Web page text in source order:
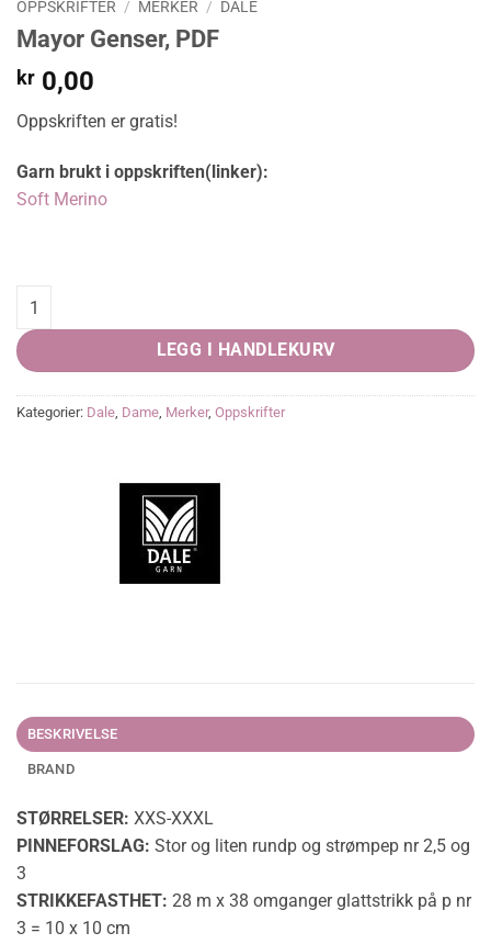
OPPSKRIFTER / MERKER / DALE
Mayor Genser, PDF
kr 0,00
Oppskriften er gratis!
Garn brukt i oppskriften(linker):
Soft Merino
Mayor Genser, PDF quantity
LEGG I HANDLEKURV
Kategorier: Dale, Dame, Merker, Oppskrifter
BESKRIVELSE
BRAND
STØRRELSER: XXS-XXXL
PINNEFORSLAG: Stor og liten rundp og strømpep nr 2,5 og
3
STRIKKEFASTHET: 28 m x 38 omganger glattstrikk på p nr
3 = 10 x 10 cm